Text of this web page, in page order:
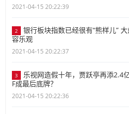
2021-04-15 20:22:39
2
银行板块指数已经很有“熊样儿”
容乐观
2021-04-15 20:22:37
3
乐视网造假十年，贾跃亭再添2.4
F成最后底牌？
2021-04-15 20:22:36